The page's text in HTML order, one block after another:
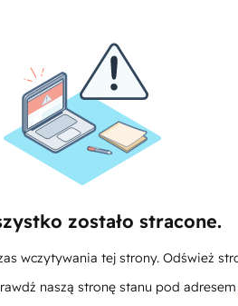
zostało stracone.
wczytywania tej strony. Odśwież
naszą stronę stanu pod adresem